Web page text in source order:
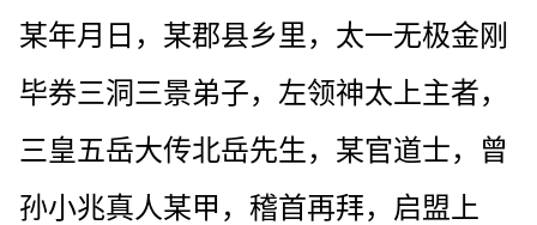
某年月日，某郡县乡里，太一无极金刚
毕券三洞三景弟子，左领神太上主者，
三皇五岳大传北岳先生，某官道士，曾
孙小兆真人某甲，稽首再拜，启盟上